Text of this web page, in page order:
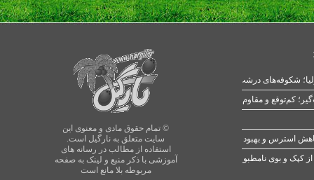
© تمام حقوق مادی و معنوی این
سایت متعلق به نارگیل است.
استفاده از مطالب در رسانه های
آموزشی با ذکر منبع و لینک به صفحه
مربوطه بلا مانع است
شکوفه‌های درشت در بهار
کپک و بوی نامطبوع